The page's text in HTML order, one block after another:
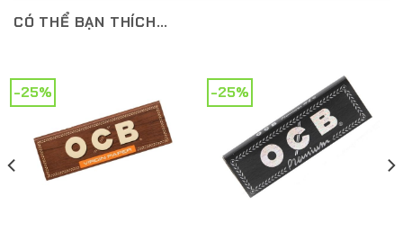
CÓ THỂ BẠN THÍCH…
-25% -25%